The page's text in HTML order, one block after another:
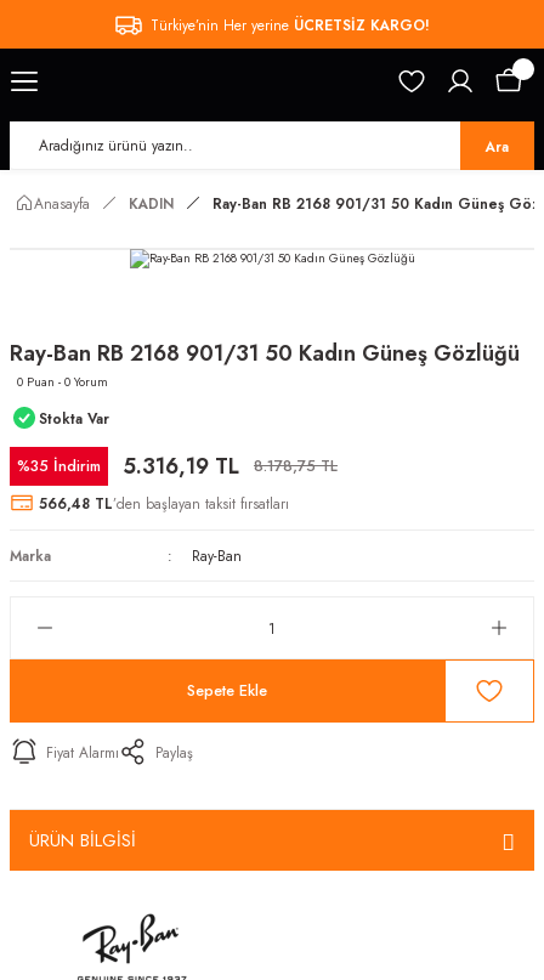
Türkiye’nin Her yerine ÜCRETSİZ KARGO!
Ara
Anasayfa KADIN Ray-Ban RB 2168 901/31 50 Kadın Güneş
Ray-Ban RB 2168 901/31 50 Kadın Güneş Gözlüğü
0 Puan - 0 Yorum
Stokta Var
%35 İndirim 5.316,19 TL 8.178,75 TL
566,48 TL’den başlayan taksit fırsatları
Marka Ray-Ban
Sepete Ekle
Fiyat Alarmı Paylaş
ÜRÜN BİLGİSİ